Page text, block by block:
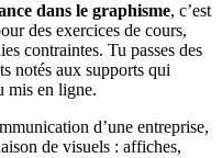
dans le graphisme, c’est
des exercices de cours,
contraintes. Tu passes des
notés aux supports qui
mis en ligne.
d’une entreprise,
de visuels : affiches,